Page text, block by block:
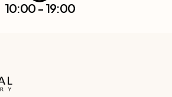
10:00 - 19:00